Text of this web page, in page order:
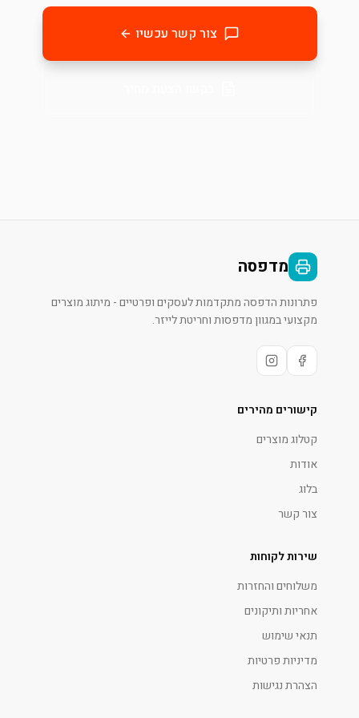
צור קשר עכשיו
מדפסה
פתרונות הדפסה מתקדמות לעסקים ופרטיים - מיתוג מוצרים
מקצועי במגוון מדפסות וחריטת לייזר.
קישורים מהירים
קטלוג מוצרים
אודות
בלוג
צור קשר
שירות לקוחות
משלוחים והחזרות
אחריות ותיקונים
תנאי שימוש
מדיניות פרטיות
הצהרת נגישות